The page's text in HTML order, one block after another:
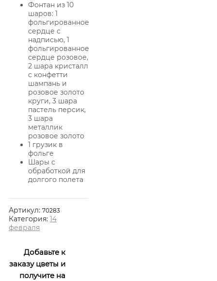
Фонтан из 10
шаров: 1
фольгированное
сердце с
надписью, 1
фольгированное
сердце розовое,
2 шара кристалл
с конфетти
шампань и
розовое золото
круги, 3 шара
пастель персик,
3 шара
металлик
розовое золото
1 грузик в
фольге
Шары с
обработкой для
долгого полета
Артикул: 70283
Категория: 14
февраля
Добавьте к
заказу цветы и
получите на